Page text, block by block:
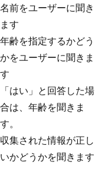
名前をユーザーに聞き
ます
年齢を指定するかどう
かをユーザーに聞きま
す
「はい」と回答した場
合は、年齢を聞きま
す。
収集された情報が正し
いかどうかを聞きます